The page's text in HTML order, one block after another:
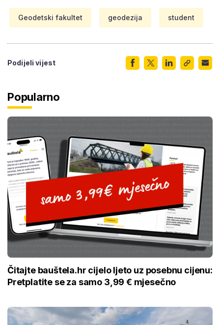
Geodetski fakultet geodezija student
Podijeli vijest
Popularno
Čitajte bauštela.hr cijelo ljeto uz posebnu cijenu:
Pretplatite se za samo 3,99 € mjesečno